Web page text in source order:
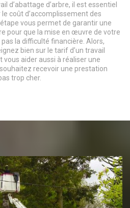
d’abattage d’arbre, il est essentiel
coût d’accomplissement des
vous permet de garantir une
pour que la mise en œuvre de votre
la difficulté financière. Alors,
bien sur le tarif d’un travail
vous aider aussi à réaliser une
recevoir une prestation
trop cher.